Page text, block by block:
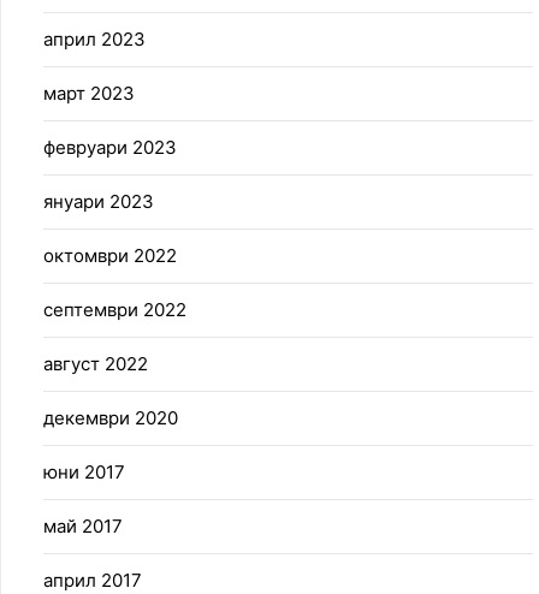
април 2023
март 2023
февруари 2023
януари 2023
октомври 2022
септември 2022
август 2022
декември 2020
юни 2017
май 2017
април 2017